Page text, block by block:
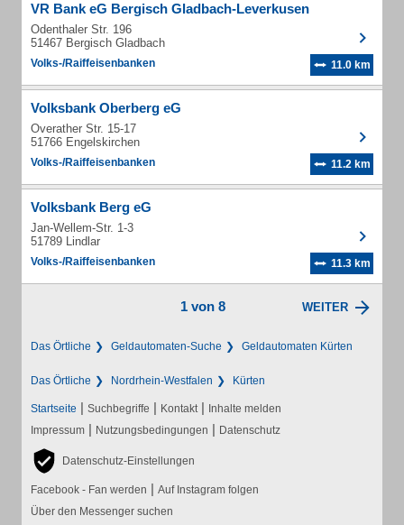
VR Bank eG Bergisch Gladbach-Leverkusen
Odenthaler Str. 196
51467 Bergisch Gladbach
Volks-/Raiffeisenbanken 11.0 km
Volksbank Oberberg eG
Overather Str. 15-17
51766 Engelskirchen
Volks-/Raiffeisenbanken 11.2 km
Volksbank Berg eG
Jan-Wellem-Str. 1-3
51789 Lindlar
Volks-/Raiffeisenbanken 11.3 km
1 von 8 WEITER
Das Örtliche Geldautomaten-Suche Geldautomaten Kürten
Das Örtliche Nordrhein-Westfalen Kürten
Startseite | Suchbegriffe | Kontakt | Inhalte melden
Impressum | Nutzungsbedingungen | Datenschutz
Datenschutz-Einstellungen
Facebook - Fan werden | Auf Instagram folgen
Über den Messenger suchen